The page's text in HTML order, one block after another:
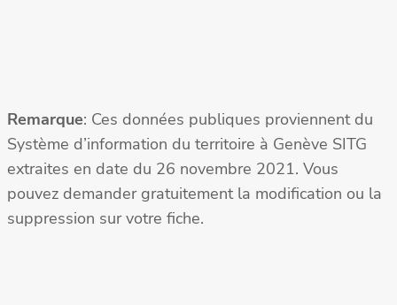
Remarque: Ces données publiques proviennent du
Système d’information du territoire à Genève SITG
extraites en date du 26 novembre 2021. Vous
pouvez demander gratuitement la modification ou la
suppression sur votre fiche.